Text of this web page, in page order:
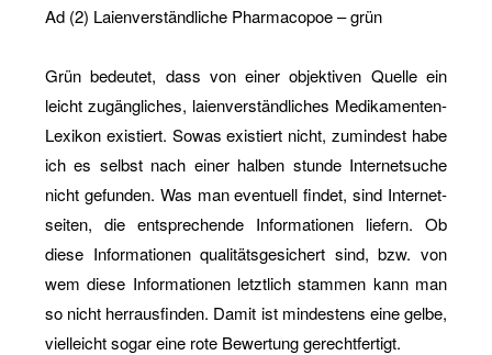
Ad (2) Lai­en­ver­ständ­li­che Phar­ma­co­poe – grün
Grün be­deu­tet, dass von einer ob­jek­ti­ven Quel­le ein
leicht zu­gäng­li­ches, lai­en­ver­ständ­li­ches Me­di­ka­men­ten-
Le­xi­kon exis­tiert. Sowas exis­tiert nicht, zu­min­dest habe
ich es selbst nach einer hal­ben stun­de In­ter­net­su­che
nicht ge­fun­den. Was man even­tu­ell fin­det, sind In­ter­net­
sei­ten, die ent­spre­chen­de In­for­ma­tio­nen lie­fern. Ob
diese In­for­ma­tio­nen qua­li­täts­ge­si­chert sind, bzw. von
wem diese In­for­ma­tio­nen letzt­lich stam­men kann man
so nicht her­r­aus­fin­den. Damit ist min­des­tens eine gelbe,
viel­leicht sogar eine rote Be­wer­tung ge­recht­fer­tigt.